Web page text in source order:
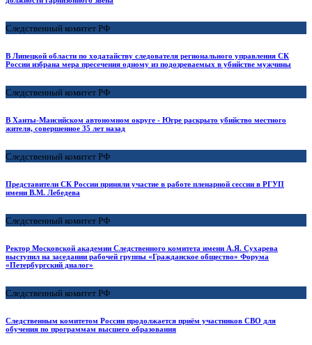
Следственный комитет РФ
В Липецкой области по ходатайству следователя регионального управления СК
России избрана мера пресечения одному из подозреваемых в убийстве мужчины
Следственный комитет РФ
В Ханты-Мансийском автономном округе - Югре раскрыто убийство местного
жителя, совершенное 35 лет назад
Следственный комитет РФ
Представители СК России приняли участие в работе пленарной сессии в РГУП
имени В.М. Лебедева
Следственный комитет РФ
Ректор Московской академии Следственного комитета имени А.Я. Сухарева
выступил на заседании рабочей группы «Гражданское общество» Форума
«Петербургский диалог»
Следственный комитет РФ
Следственным комитетом России продолжается приём участников СВО для
обучения по программам высшего образования